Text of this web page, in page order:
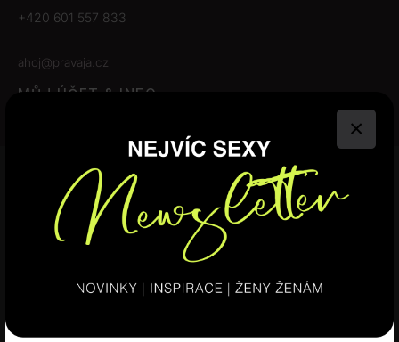
×
+420 601 557 833
ahoj@pravaja.cz
MŮJ ÚČET & INFO
Obchodní podmínky
Odstoupení od smlouvy
Nastavení cookies
SLEDUJTE NÁS
Tyto webové stránky používají
soubory cookie.
Tyto webové stránky používají soubory cookie ke zlepšení
uživatelského zážitku. Používáním našich webových stránek
souhlasíte se všemi soubory cookie v souladu s našimi zásadami
NEZBYTNĚ NUTNÉ SOUBORY